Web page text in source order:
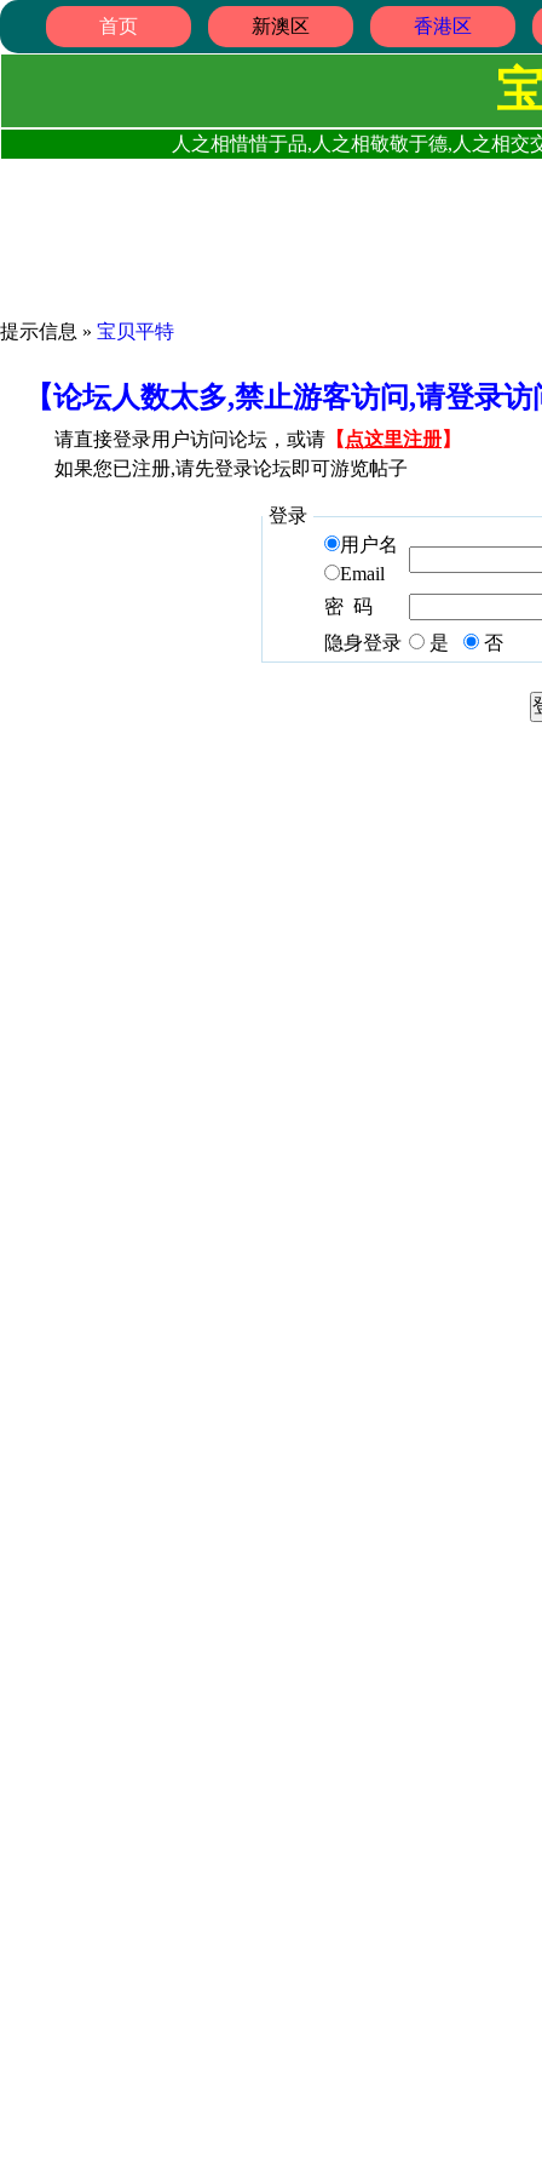
首页 新澳区 香港区
人之相惜惜于品,人之相敬敬于德,人之相
提示信息 » 宝贝平特
【论坛人数太多,禁止游客访问,请登录
请直接登录用户访问论坛，或请 【 点这里注册】
如果您已注册,请先登录论坛即可游览帖子
登录
用户名
Email
密 码
隐身登录
是 否